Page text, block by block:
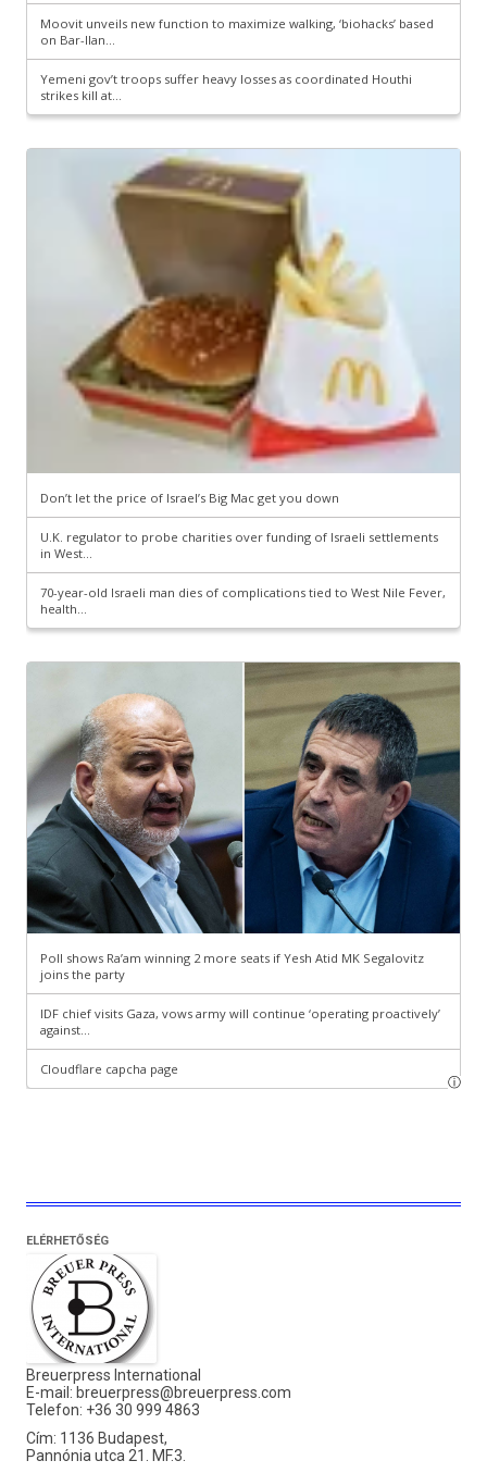
ELÉRHETŐSÉG
Breuerpress International
E-mail: breuerpress@breuerpress.com
Telefon: +36 30 999 4863
Cím: 1136 Budapest,
Pannónia utca 21. MF.3.